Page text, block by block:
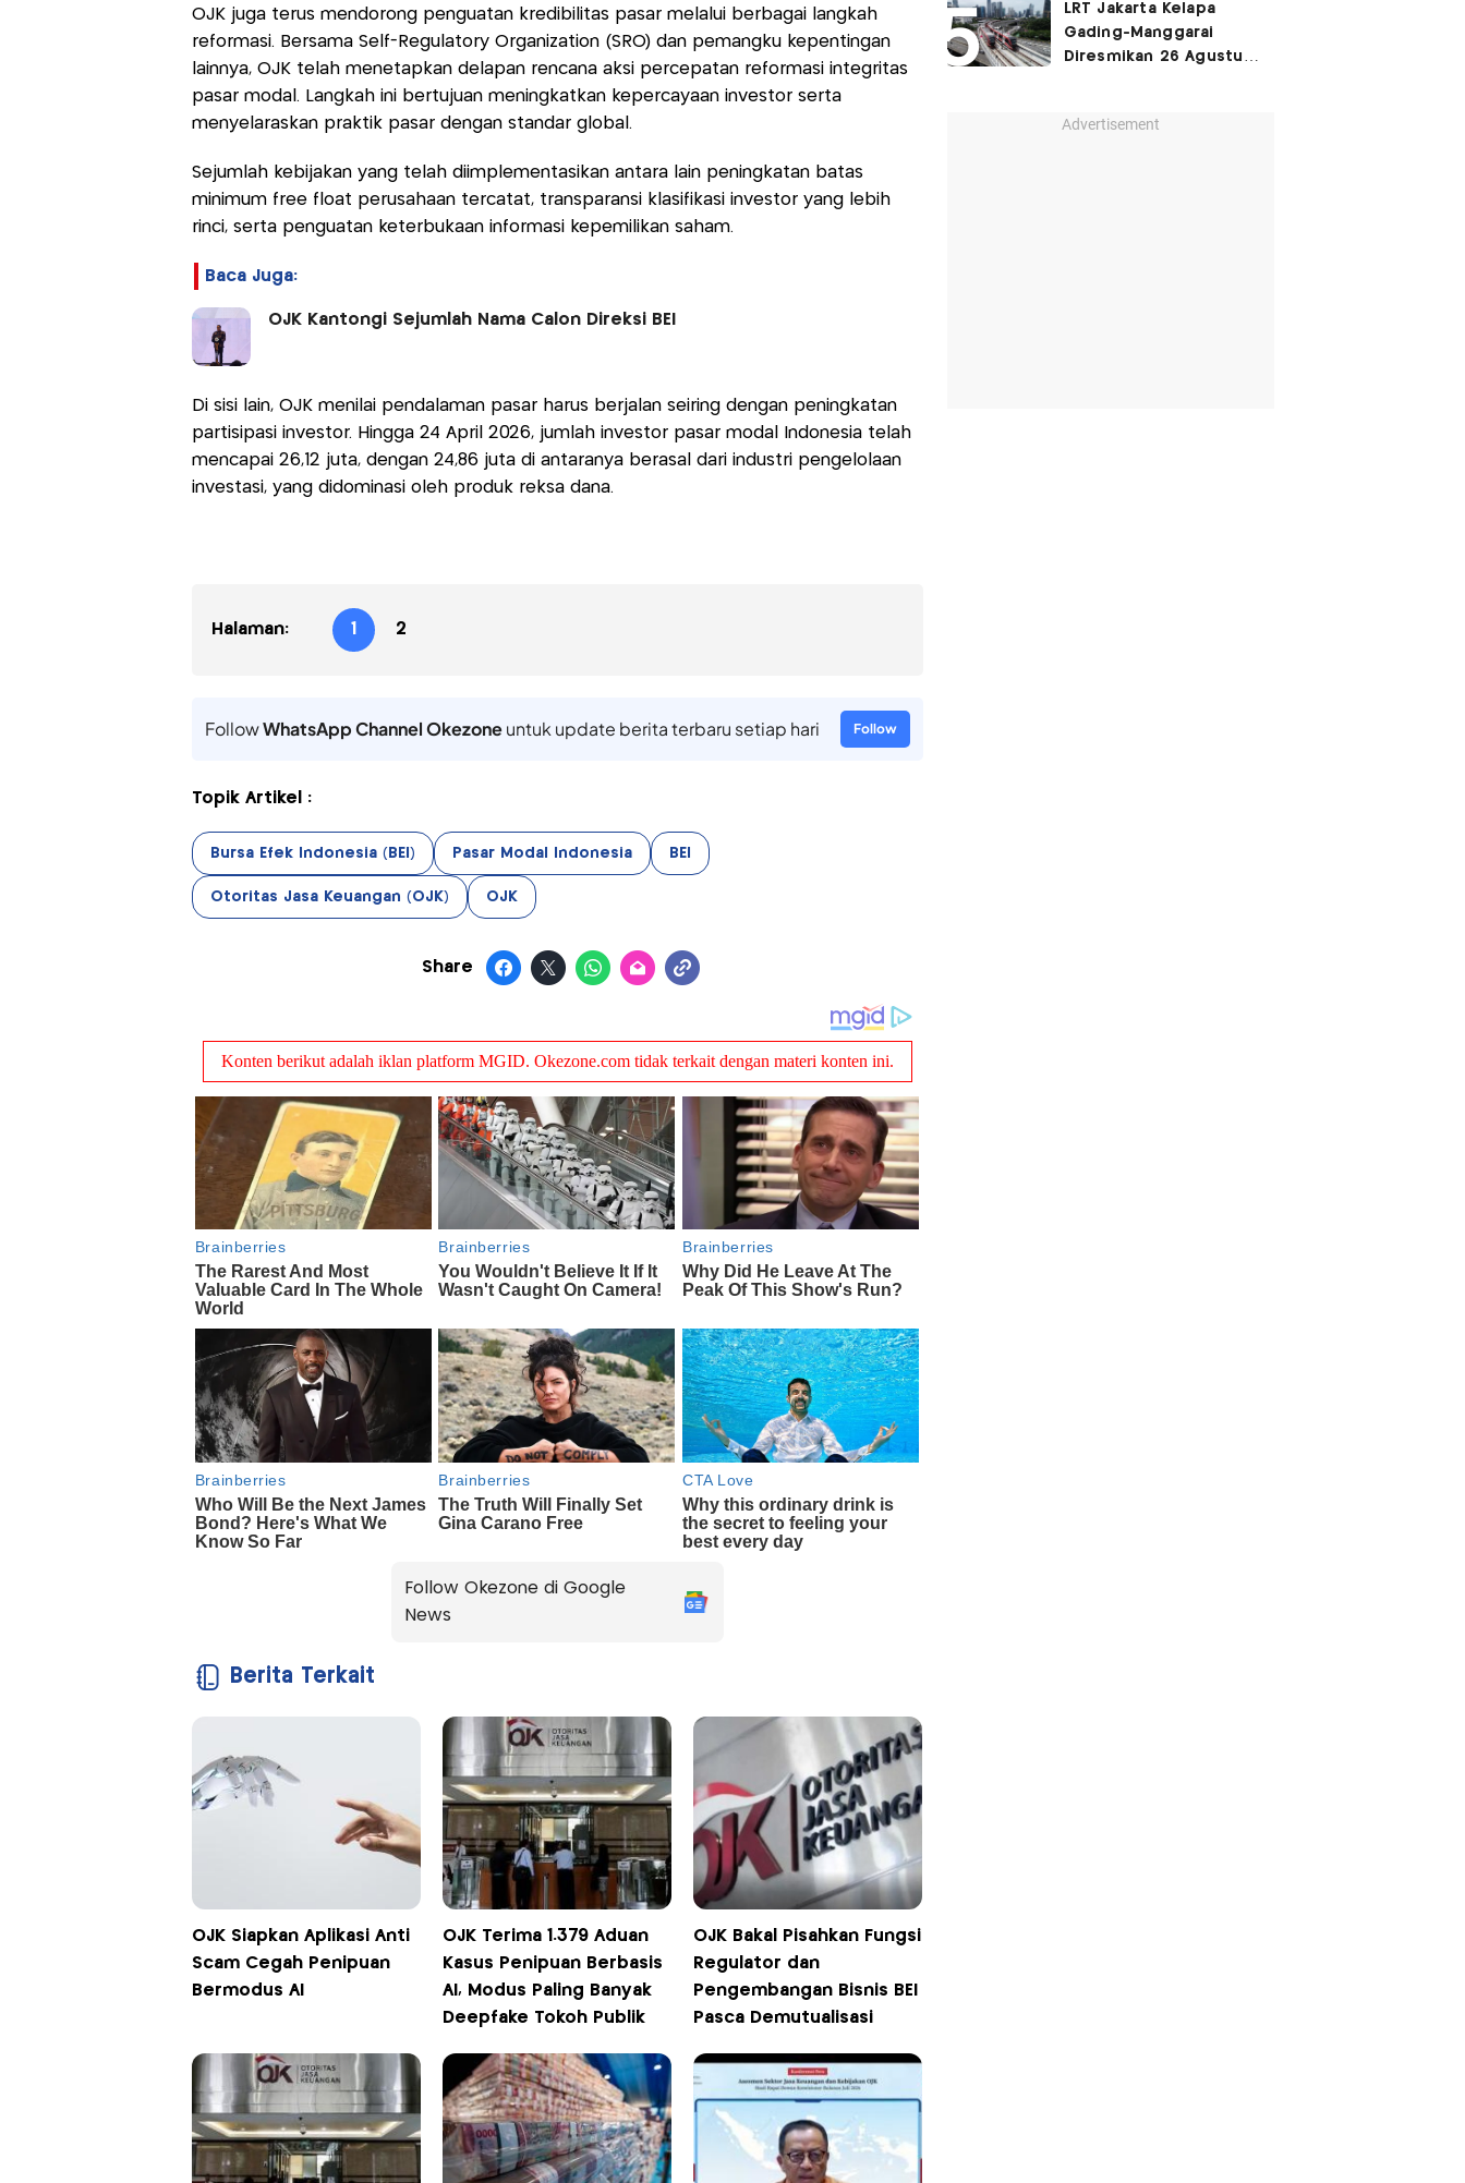
OJK juga terus mendorong penguatan kredibilitas pasar melalui berbagai langkah
reformasi. Bersama Self-Regulatory Organization (SRO) dan pemangku kepentingan
lainnya, OJK telah menetapkan delapan rencana aksi percepatan reformasi integritas
pasar modal. Langkah ini bertujuan meningkatkan kepercayaan investor serta
menyelaraskan praktik pasar dengan standar global.
Sejumlah kebijakan yang telah diimplementasikan antara lain peningkatan batas
minimum free float perusahaan tercatat, transparansi klasifikasi investor yang lebih
rinci, serta penguatan keterbukaan informasi kepemilikan saham.
Baca Juga:
OJK Kantongi Sejumlah Nama Calon Direksi BEI
Di sisi lain, OJK menilai pendalaman pasar harus berjalan seiring dengan peningkatan
partisipasi investor. Hingga 24 April 2026, jumlah investor pasar modal Indonesia telah
mencapai 26,12 juta, dengan 24,86 juta di antaranya berasal dari industri pengelolaan
investasi, yang didominasi oleh produk reksa dana.
Halaman: 1 2
FollowWhatsApp Channel Okezoneuntuk update berita terbaru setiap hari Follow
Topik Artikel :
Bursa Efek Indonesia (BEI) Pasar Modal Indonesia BEI
Otoritas Jasa Keuangan (OJK) OJK
Share
Follow Okezone di Google
News
Berita Terkait
OJK Siapkan Aplikasi Anti
Scam Cegah Penipuan
Bermodus AI
OJK Terima 1.379 Aduan
Kasus Penipuan Berbasis
AI, Modus Paling Banyak
Deepfake Tokoh Publik
OJK Bakal Pisahkan Fungsi
Regulator dan
Pengembangan Bisnis BEI
Pasca Demutualisasi
LRT Jakarta Kelapa
Gading-Manggarai
Diresmikan 26 Agustus
Advertisement